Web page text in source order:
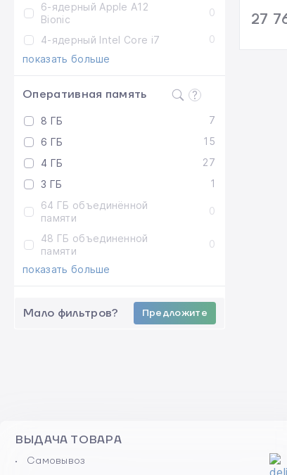
6-ядерный Apple A12
Bionic
0
4-ядерный Intel Core i7
0
показать больше
Оперативная память
8 ГБ
7
6 ГБ
15
4 ГБ
27
3 ГБ
1
64 ГБ объединённой
памяти
0
48 ГБ объединенной
памяти
0
показать больше
Мало фильтров? Предложите
27
ВЫДАЧА ТОВАРА
Самовывоз